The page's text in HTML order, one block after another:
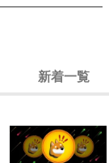
新着一覧